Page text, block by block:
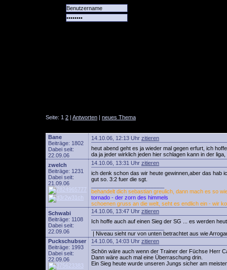
Seite: 1 2 | Antworten | neues Thema
Bane
Beiträge: 1802
Dabei seit:
22.09.06
14.10.06, 12:13 Uhr zitieren
heut abend geht es ja wieder mal gegen erfurt, ich
da ja jeder wirklich jeden hier schlagen kann in der
zwelch
Beiträge: 1231
Dabei seit:
21.09.06
14.10.06, 13:31 Uhr zitieren
ich denk schon das wir heute gewinnen,aber das hab
gut so. 3:2 fuer die sgt.
behandelt dich sebastian greulich, dann mach es so
tornado - der zorn des himmels
schoenen gruss an die welt, seht es endlich ein - wir
Schwabi
Beiträge: 1108
Dabei seit:
22.09.06
14.10.06, 13:47 Uhr zitieren
Ich hoffe auch auf einen Sieg der SG ... es werden
| Niveau sieht nur von unten betrachtet aus wie
Puckschubser
Beiträge: 1993
Dabei seit:
22.09.06
14.10.06, 14:03 Uhr zitieren
Schön wäre auch wenn der Trainer der Füchse Herr
Dann wäre auch mal eine Überraschung drin.
Ein Sieg heute wurde unseren Jungs sicher am